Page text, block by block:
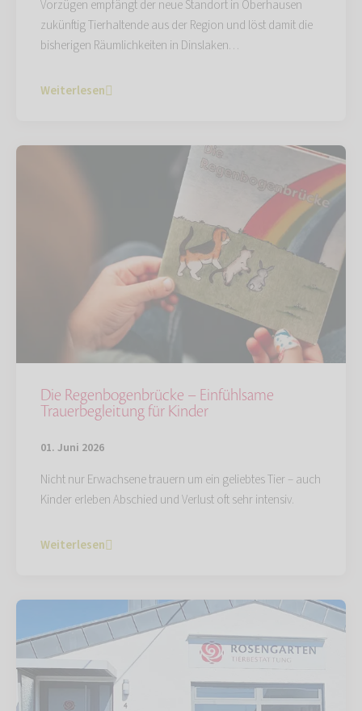
Vorzügen empfängt der neue Standort in Oberhausen
zukünftig Tierhaltende aus der Region und löst damit die
bisherigen Räumlichkeiten in Dinslaken…
Weiterlesen
Die Regenbogenbrücke – Einfühlsame
Trauerbegleitung für Kinder
01. Juni 2026
Nicht nur Erwachsene trauern um ein geliebtes Tier – auch
Kinder erleben Abschied und Verlust oft sehr intensiv.
Weiterlesen